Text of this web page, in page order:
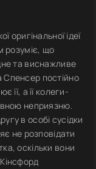
оригінальної ідеї
розуміє, що
та виснажливе
Спенсер постійно
її, а її колеги-
неприязню.
в особі сусідки
не розповідати
оскільки вони